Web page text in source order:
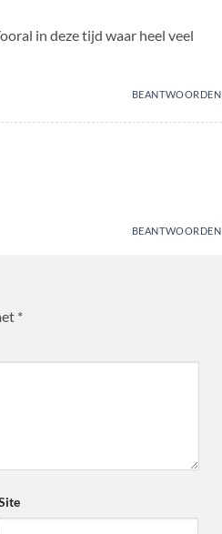
in deze tijd waar heel veel
BEANTWOORDEN
BEANTWOORDEN
*